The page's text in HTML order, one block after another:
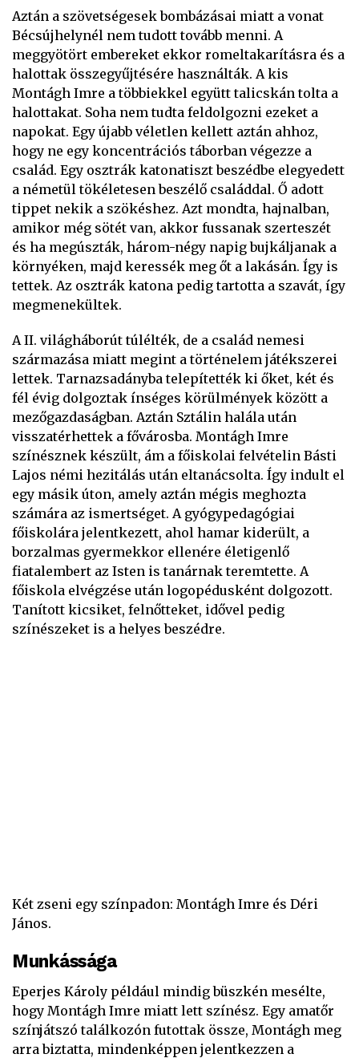
Aztán a szövetségesek bombázásai miatt a vonat
Bécsújhelynél nem tudott tovább menni. A
meggyötört embereket ekkor romeltakarításra és a
halottak összegyűjtésére használták. A kis
Montágh Imre a többiekkel együtt talicskán tolta a
halottakat. Soha nem tudta feldolgozni ezeket a
napokat. Egy újabb véletlen kellett aztán ahhoz,
hogy ne egy koncentrációs táborban végezze a
család. Egy osztrák katonatiszt beszédbe elegyedett
a németül tökéletesen beszélő családdal. Ő adott
tippet nekik a szökéshez. Azt mondta, hajnalban,
amikor még sötét van, akkor fussanak szerteszét
és ha megúszták, három-négy napig bujkáljanak a
környéken, majd keressék meg őt a lakásán. Így is
tettek. Az osztrák katona pedig tartotta a szavát, így
megmenekültek.
A II. világháborút túlélték, de a család nemesi
származása miatt megint a történelem játékszerei
lettek. Tarnazsadányba telepítették ki őket, két és
fél évig dolgoztak ínséges körülmények között a
mezőgazdaságban. Aztán Sztálin halála után
visszatérhettek a fővárosba. Montágh Imre
színésznek készült, ám a főiskolai felvételin Básti
Lajos némi hezitálás után eltanácsolta. Így indult el
egy másik úton, amely aztán mégis meghozta
számára az ismertséget. A gyógypedagógiai
főiskolára jelentkezett, ahol hamar kiderült, a
borzalmas gyermekkor ellenére életigenlő
fiatalembert az Isten is tanárnak teremtette. A
főiskola elvégzése után logopédusként dolgozott.
Tanított kicsiket, felnőtteket, idővel pedig
színészeket is a helyes beszédre.
Két zseni egy színpadon: Montágh Imre és Déri
János.
Munkássága
Eperjes Károly például mindig büszkén mesélte,
hogy Montágh Imre miatt lett színész. Egy amatőr
színjátszó találkozón futottak össze, Montágh meg
arra biztatta, mindenképpen jelentkezzen a